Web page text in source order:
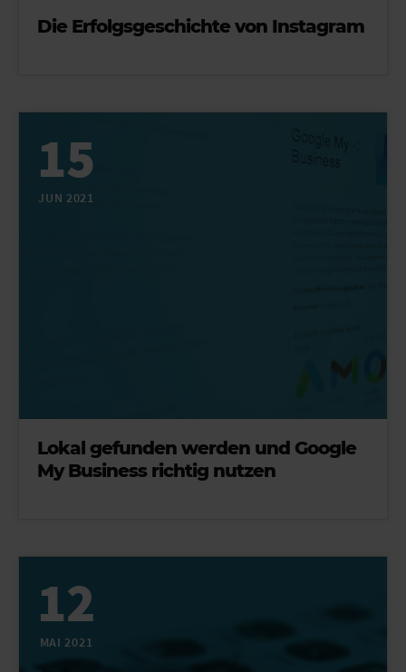
Die Erfolgsgeschichte von Instagram
15
JUN 2021
Lokal gefunden werden und Google
My Business richtig nutzen
12
MAI 2021